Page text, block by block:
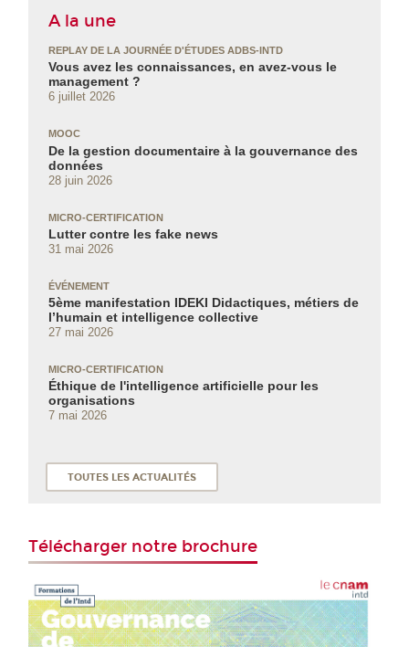
A la une
REPLAY DE LA JOURNÉE D'ÉTUDES ADBS-INTD
Vous avez les connaissances, en avez‑vous le
management ?
6 juillet 2026
MOOC
De la gestion documentaire à la gouvernance des
données
28 juin 2026
MICRO-CERTIFICATION
Lutter contre les fake news
31 mai 2026
ÉVÉNEMENT
5ème manifestation IDEKI Didactiques, métiers de
l’humain et intelligence collective
27 mai 2026
MICRO-CERTIFICATION
Éthique de l'intelligence artificielle pour les
organisations
7 mai 2026
TOUTES LES ACTUALITÉS
Télécharger notre brochure